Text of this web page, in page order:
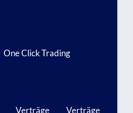
One Click Trading
Verträge Verträge